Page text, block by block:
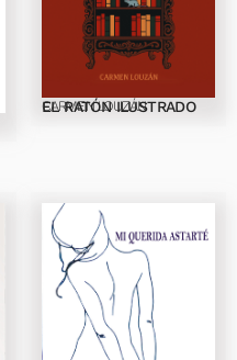
EL RATÓN ILUSTRADO
CARMEN LOUZÁN